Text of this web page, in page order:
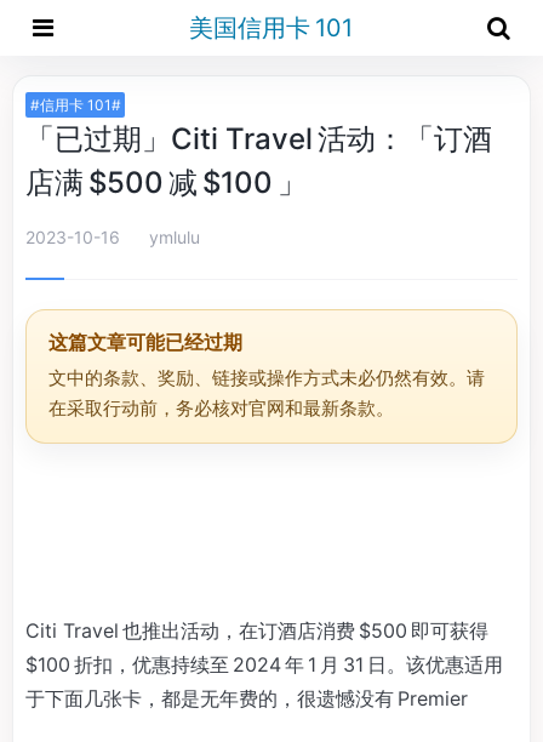
美国信用卡 101
#信用卡 101#
「已过期」Citi Travel 活动：「订酒
店满 $500 减 $100 」
2023-10-16 ymlulu
这篇文章可能已经过期
文中的条款、奖励、链接或操作方式未必仍然有效。请
在采取行动前，务必核对官网和最新条款。
Citi Travel 也推出活动，在订酒店消费 $500 即可获得
$100 折扣，优惠持续至 2024 年 1 月 31 日。该优惠适用
于下面几张卡，都是无年费的，很遗憾没有 Premier